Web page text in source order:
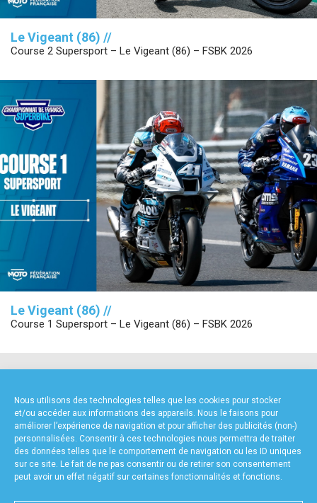
Nous utilisons des technologies telles que les cookies pour stocker
et/ou accéder aux informations des appareils. Nous le faisons pour
améliorer l’expérience de navigation et pour afficher des publicités (non-)
personnalisées. Consentir à ces technologies nous permettra de traiter
des données telles que le comportement de navigation ou les ID uniques
sur ce site. Le fait de ne pas consentir ou de retirer son consentement
peut avoir un effet négatif sur certaines fonctionnalités et fonctions.
Le Vigeant (86) //
Course 2 Supersport – Le Vigeant (86) – FSBK 2026
Le Vigeant (86) //
Course 1 Supersport – Le Vigeant (86) – FSBK 2026